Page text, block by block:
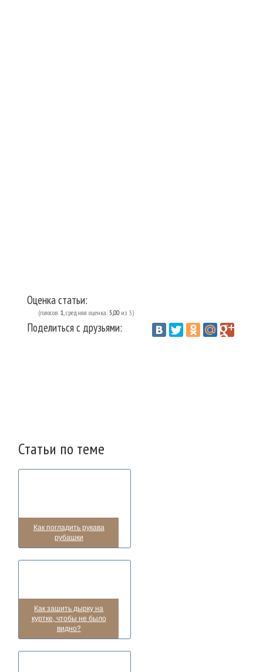
Оценка статьи:
(голосов: 1, средняя оценка: 5,00из 5)
Поделиться с друзьями:
Статьи по теме
Как погладить рукава
рубашки
Как зашить дырку на
куртке, чтобы не было
видно?